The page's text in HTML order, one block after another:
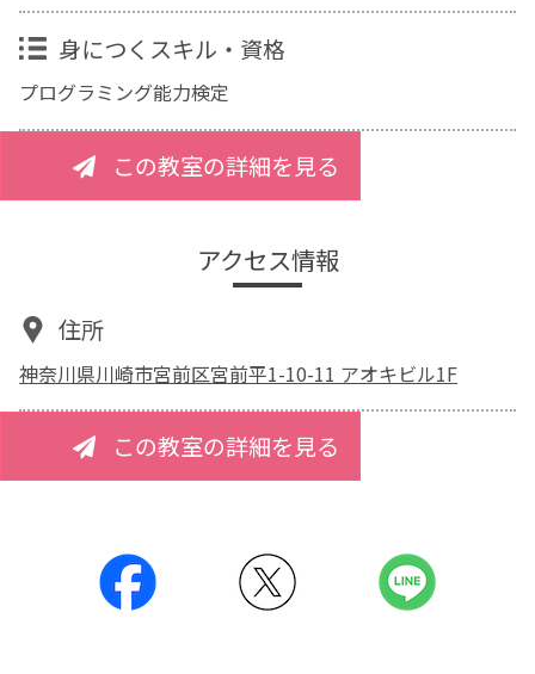
身につくスキル・資格
プログラミング能力検定
この教室の詳細を見る
アクセス情報
住所
神奈川県川崎市宮前区宮前平1-10-11 アオキビル1F
この教室の詳細を見る